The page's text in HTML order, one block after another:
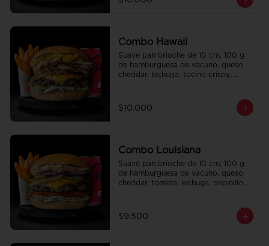
regalo a elección y una bebida de
Combo Hawaii
Suave pan brioche de 10 cm, 100 g
de hamburguesa de vacuno, queso
cheddar, lechuga, tocino crispy,
perfectamente condimentadas, salsa
de la casa de regalo a elección y una
$10.000
Combo Louisiana
Suave pan brioche de 10 cm, 100 g
de hamburguesa de vacuno, queso
cheddar, tomate, lechuga, pepinillo,
condimentadas, salsa de la casa de
regalo a elección y una bebida de
$9.500